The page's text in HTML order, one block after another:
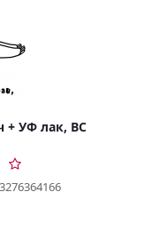
+ УФ лак, BC